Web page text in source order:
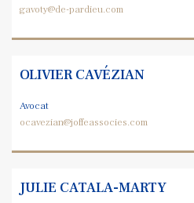
gavoty@de-pardieu.com
OLIVIER CAVÉZIAN
Avocat
ocavezian@joffeassocies.com
JULIE CATALA-MARTY